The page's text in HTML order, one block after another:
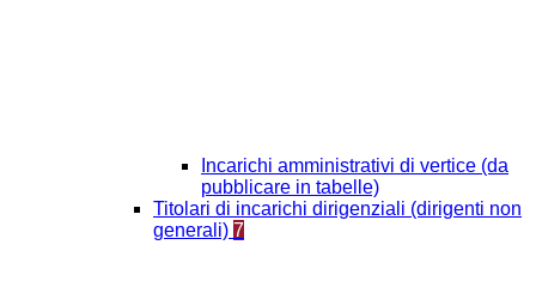
Incarichi amministrativi di vertice (da
pubblicare in tabelle)
Titolari di incarichi dirigenziali (dirigenti non
generali) 7